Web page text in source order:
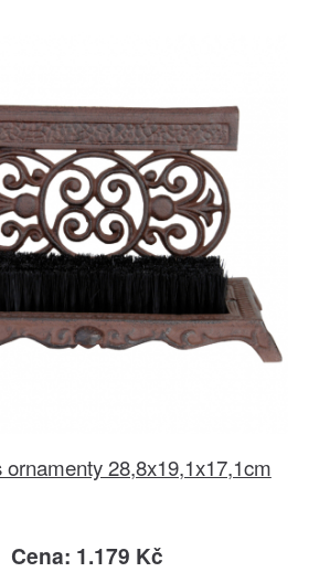
ornamenty 28,8x19,1x17,1cm
Cena: 1.179 Kč